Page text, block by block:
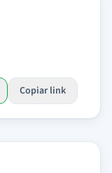
Copiar link